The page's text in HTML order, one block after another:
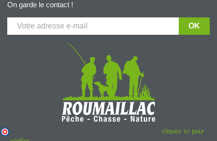
On garde le contact !
cliquez ici pour